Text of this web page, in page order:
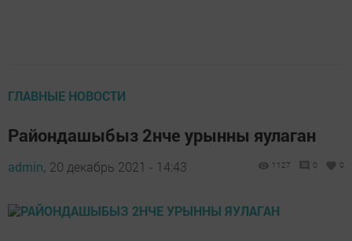
ГЛАВНЫЕ НОВОСТИ
Райондашыбыз 2нче урынны яулаган
admin, 20 декабрь 2021 - 14:43 1127 0 0